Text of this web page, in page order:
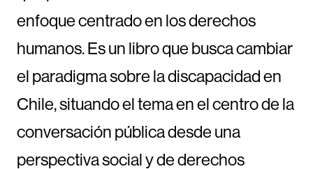
enfoque centrado en los derechos
humanos. Es un libro que busca cambiar
el paradigma sobre la discapacidad en
Chile, situando el tema en el centro de la
conversación pública desde una
perspectiva social y de derechos